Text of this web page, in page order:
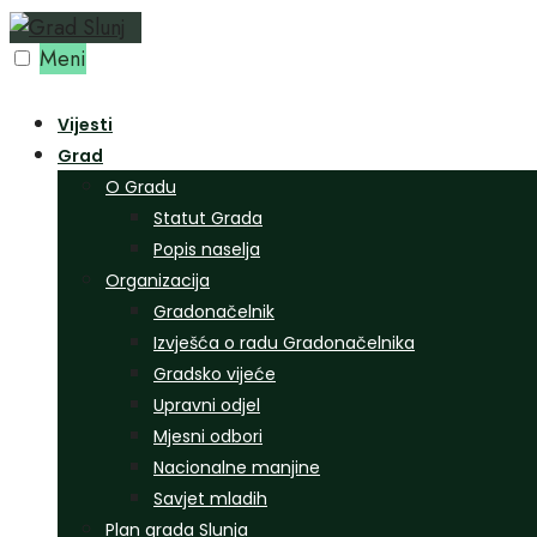
Preskoči
na Meni
Vijesti
Grad
O Gradu
Statut Grada
Popis naselja
Organizacija
Gradonačelnik
Izvješća o radu Gradonačelnika
Gradsko vijeće
Upravni odjel
Mjesni odbori
Nacionalne manjine
Savjet mladih
Plan grada Slunja